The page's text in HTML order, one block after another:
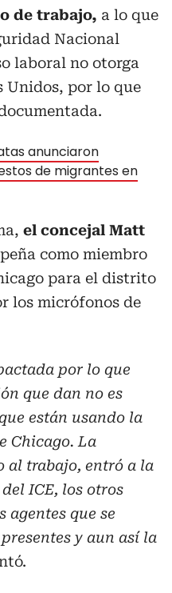
de trabajo, a lo que
Nacional
laboral no otorga
Unidos, por lo que
anunciaron
de migrantes en
el concejal Matt
como miembro
para el distrito
los micrófonos de
por lo que
que dan no es
están usando la
Chicago. La
al trabajo, entró a la
ICE, los otros
agentes que se
y aun así la